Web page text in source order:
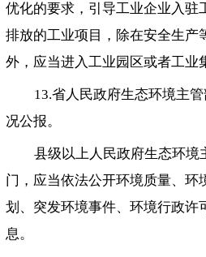
优化的要求，引导工业企业入驻
排放的工业项目，除在安全生产
外，应当进入工业园区或者工业
13.省人民政府生态环境主
况公报。
县级以上人民政府生态环境
门，应当依法公开环境质量、环
划、突发环境事件、环境行政许
息。